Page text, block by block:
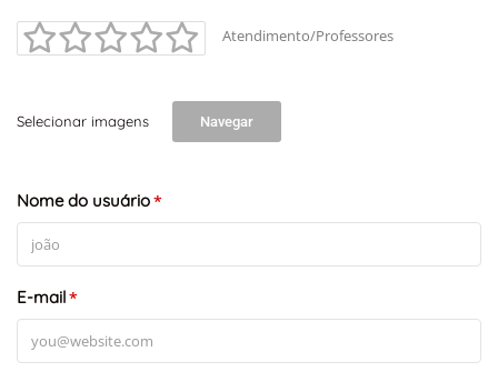
Atendimento/Professores
Selecionar imagens Navegar
Nome do usuário*
E-mail*